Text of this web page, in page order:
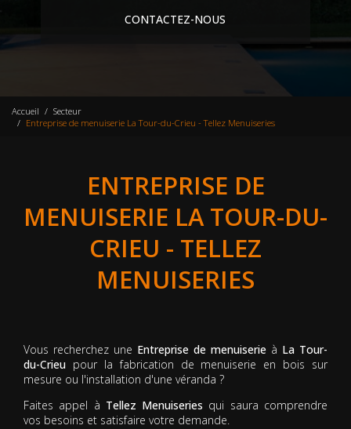
CONTACTEZ-NOUS
Accueil
Secteur
Entreprise de menuiserie La Tour-du-Crieu - Tellez Menuiseries
ENTREPRISE DE
MENUISERIE LA TOUR-DU-
CRIEU - TELLEZ
MENUISERIES
Vous recherchez une Entreprise de menuiserie à La Tour-
du-Crieu pour la fabrication de menuiserie en bois sur
mesure ou l'installation d'une véranda ?
Faites appel à Tellez Menuiseries qui saura comprendre
vos besoins et satisfaire votre demande.